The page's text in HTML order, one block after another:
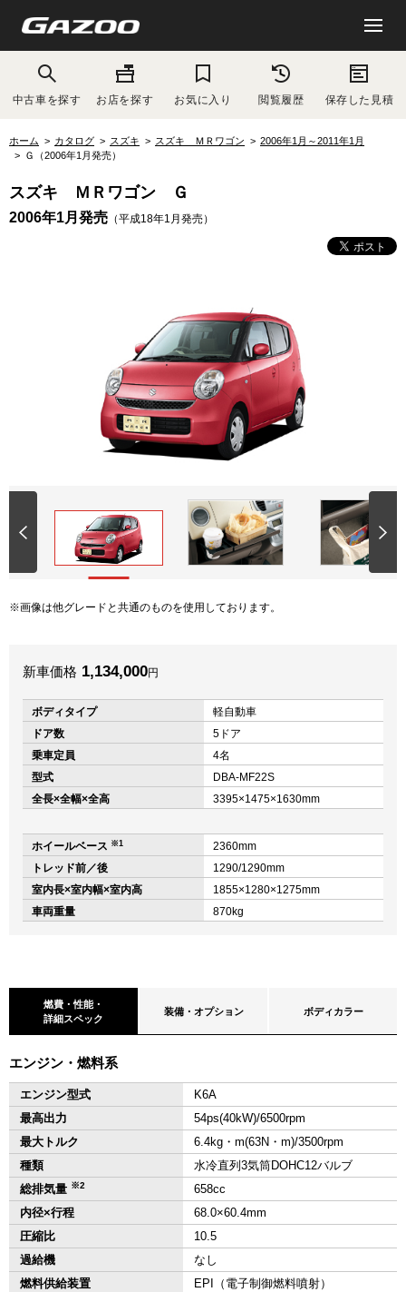
中古車を探す お店を探す お気に入り 閲覧履歴 保存した見積
ホーム カタログ スズキ スズキ ＭＲワゴン
2006年1月～2011年1月
Ｇ（2006年1月発売）
スズキ ＭＲワゴン Ｇ
2006年1月発売 （平成18年1月発売）
画像は他グレードと共通のものを使用しております。
新車価格 1,134,000円
ボディタイプ
軽自動車
ドア数
5ドア
乗車定員
4名
型式
DBA-MF22S
全長×全幅×全高
3395×1475×1630mm
ホイールベース ※1
2360mm
トレッド前／後
1290/1290mm
室内長×室内幅×室内高
1855×1280×1275mm
車両重量
870kg
燃費・性能・
詳細スペック
装備・オプション ボディカラー
エンジン・燃料系
エンジン型式
K6A
最高出力
54ps(40kW)/6500rpm
最大トルク
6.4kg・m(63N・m)/3500rpm
種類
水冷直列3気筒DOHC12バルブ
総排気量 ※2
658cc
内径×行程
68.0×60.4mm
圧縮比
10.5
過給機
なし
燃料供給装置
EPI（電子制御燃料噴射）